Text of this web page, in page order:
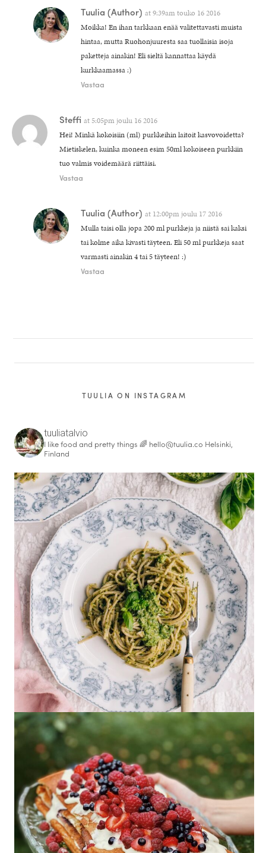
Tuulia (Author) at9:39am touko 16 2016
Moikka! En ihan tarkkaan enää valitettavasti muista
hintaa, mutta Ruohonjuuresta saa tuollaisia isoja
paketteja ainakin! Eli sieltä kannattaa käydä
kurkkaamassa :)
Vastaa
Steffi at 5:05pm joulu 16 2016
Hei! Minkä kokoisiin (ml) purkkeihin laitoit kasvovoidetta?
Mietiskelen, kuinka moneen esim 50ml kokoiseen purkkiin
tuo valmis voidemäärä riittäisi.
Vastaa
Tuulia (Author) at 12:00pm joulu 17 2016
Mulla taisi olla jopa 200 ml purkkeja ja niistä sai kaksi
tai kolme aika kivasti täyteen. Eli 50 ml purkkeja saat
varmasti ainakin 4 tai 5 täyteen! :)
Vastaa
TUULIA ON INSTAGRAM
tuuliatalvio
I like food and pretty things 🌈 hello@tuulia.co Helsinki,
Finland